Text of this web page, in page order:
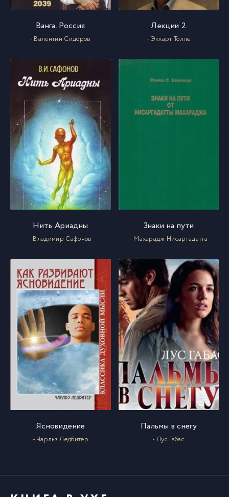
Ванга. Россия
- Валентин Сидоров
Лекции 2
- Экхарт Толле
Нить Ариадны
- Владимир Сафонов
Знаки на пути
- Махарадж Нисаргадатта
Ясновидение
- Чарльз Ледбитер
Пальмы в снегу
- Лус Габас